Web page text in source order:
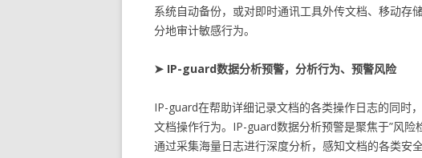
系统自动备份，或对即时通讯工具外传文档、移动存
分地审计敏感行为。
➤ IP-guard数据分析预警，分析行为、预警风险
IP-guard在帮助详细记录文档的各类操作日志的同时
文档操作行为。IP-guard数据分析预警是聚焦于”风险
通过采集海量日志进行深度分析，感知文档的各类安全